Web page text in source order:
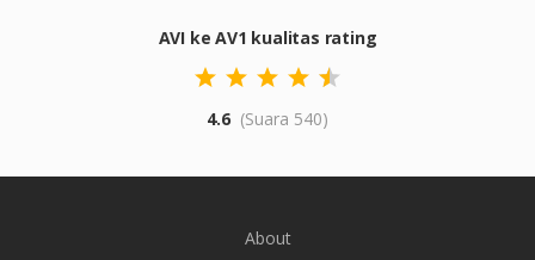
AVI ke AV1 kualitas rating
4.6 (Suara 540)
About